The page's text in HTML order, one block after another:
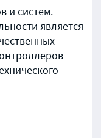
и систем.
является